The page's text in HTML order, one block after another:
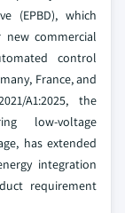
(EPBD), which
new commercial
control
France, and
A1:2025, the
low-voltage
has extended
integration
requirement